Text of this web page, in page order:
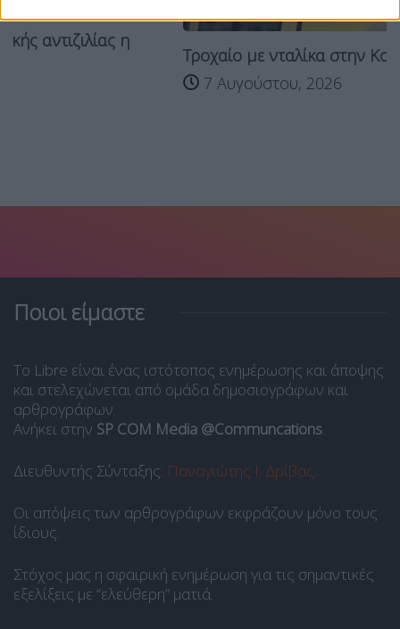
Τροχαίο με νταλίκα στην Κοζάνη:
7 Αυγούστου, 2026
Ποιοι είμαστε
Το Libre είναι ένας ιστότοπος ενημέρωσης και άποψης
και στελεχώνεται από ομάδα δημοσιογράφων και
αρθρογράφων.
Ανήκει στην SP COM Media @Communcations.
Διευθυντής Σύνταξης: Παναγιώτης Ι. Δρίβας.
Οι απόψεις των αρθρογράφων εκφράζουν μόνο τους
ίδιους.
Στόχος μας η σφαιρική ενημέρωση για τις σημαντικές
εξελίξεις με “ελεύθερη” ματιά.